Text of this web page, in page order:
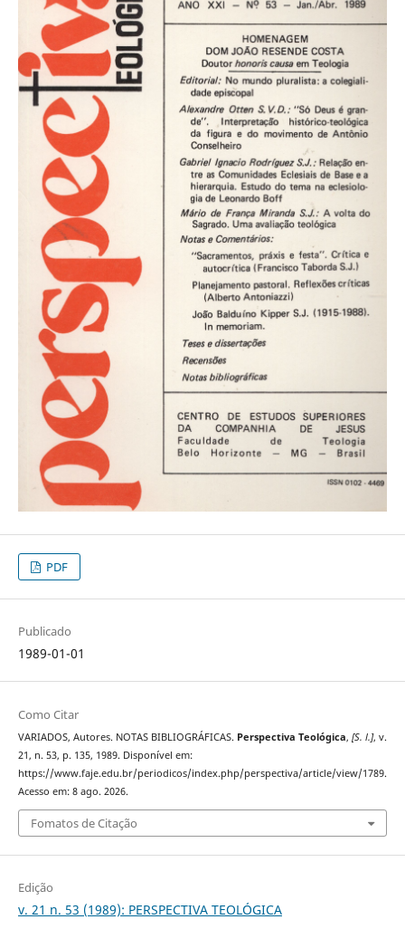
PDF
Publicado
1989-01-01
Como Citar
VARIADOS, Autores. NOTAS BIBLIOGRÁFICAS. Perspectiva Teológica, [S. l.], v.
21, n. 53, p. 135, 1989. Disponível em:
https://www.faje.edu.br/periodicos/index.php/perspectiva/article/view/1789.
Acesso em: 8 ago. 2026.
Fomatos de Citação
Edição
v. 21 n. 53 (1989): PERSPECTIVA TEOLÓGICA